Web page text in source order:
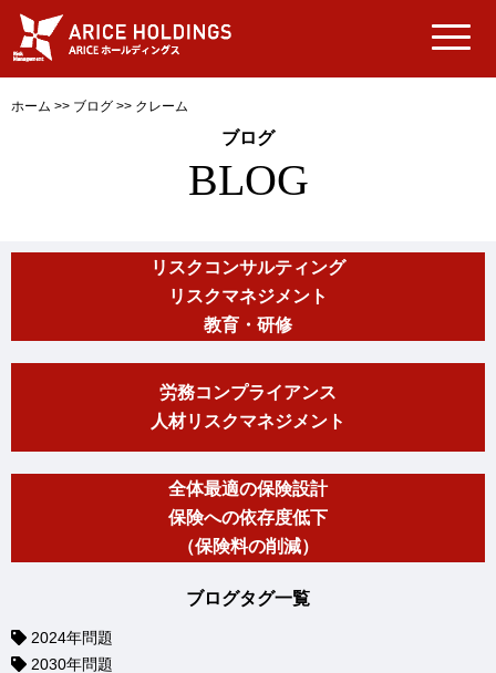
ホーム >> ブログ >> クレーム
ブログ
BLOG
リスクコンサルティング
リスクマネジメント
教育・研修
労務コンプライアンス
人材リスクマネジメント
全体最適の保険設計
保険への依存度低下
（保険料の削減）
ブログタグ一覧
2024年問題
2030年問題